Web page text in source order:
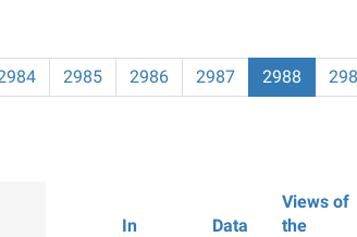
2985 2986 2987 2988
In
Data
Views of
the